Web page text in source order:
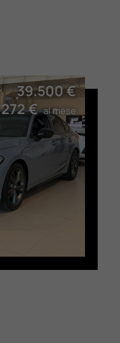
39.500 €
272 €al mese